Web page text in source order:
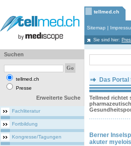
tellmed.ch
Sitemap |
Sie sind hier:
Suchen
tellmed.ch
Presse
Erweiterte Suche
Fachliteratur
Fortbildung
Kongresse/Tagungen
Das
Tellmed richtet
Berner
akuter